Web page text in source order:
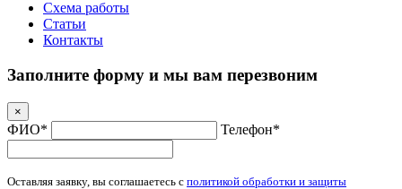
Схема работы
Статьи
Контакты
Заполните форму и мы вам перезвоним
×
ФИО* Телефон*
Оставляя заявку, вы соглашаетесь с политикой обработки и защиты